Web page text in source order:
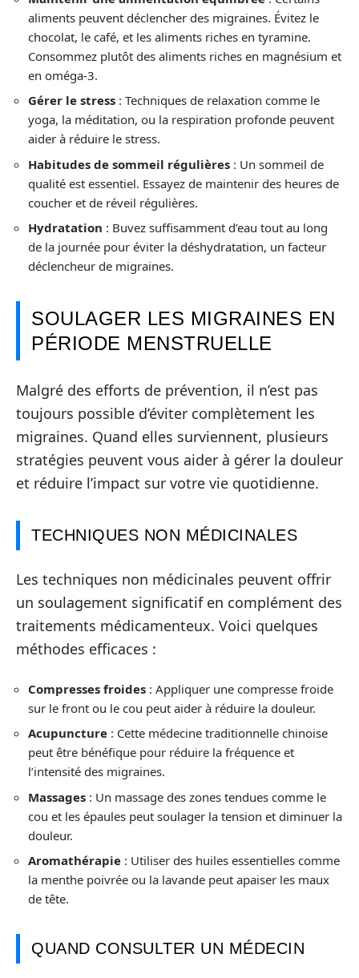
aliments peuvent déclencher des migraines. Évitez le
chocolat, le café, et les aliments riches en tyramine.
Consommez plutôt des aliments riches en magnésium et
en oméga-3.
Gérer le stress : Techniques de relaxation comme le
yoga, la méditation, ou la respiration profonde peuvent
aider à réduire le stress.
Habitudes de sommeil régulières : Un sommeil de
qualité est essentiel. Essayez de maintenir des heures de
coucher et de réveil régulières.
Hydratation : Buvez suffisamment d’eau tout au long
de la journée pour éviter la déshydratation, un facteur
déclencheur de migraines.
SOULAGER LES MIGRAINES EN
PÉRIODE MENSTRUELLE
Malgré des efforts de prévention, il n’est pas
toujours possible d’éviter complètement les
migraines. Quand elles surviennent, plusieurs
stratégies peuvent vous aider à gérer la douleur
et réduire l’impact sur votre vie quotidienne.
TECHNIQUES NON MÉDICINALES
Les techniques non médicinales peuvent offrir
un soulagement significatif en complément des
traitements médicamenteux. Voici quelques
méthodes efficaces :
Compresses froides : Appliquer une compresse froide
sur le front ou le cou peut aider à réduire la douleur.
Acupuncture : Cette médecine traditionnelle chinoise
peut être bénéfique pour réduire la fréquence et
l’intensité des migraines.
Massages : Un massage des zones tendues comme le
cou et les épaules peut soulager la tension et diminuer la
douleur.
Aromathérapie : Utiliser des huiles essentielles comme
la menthe poivrée ou la lavande peut apaiser les maux
de tête.
QUAND CONSULTER UN MÉDECIN